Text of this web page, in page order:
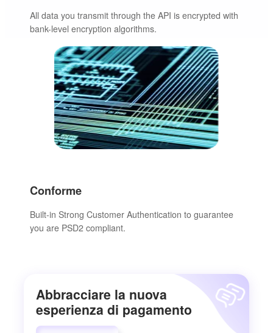
All data you transmit through the API is encrypted with
bank-level encryption algorithms.
Conforme
Built-in Strong Customer Authentication to guarantee
you are PSD2 compliant.
Abbracciare la nuova
esperienza di pagamento